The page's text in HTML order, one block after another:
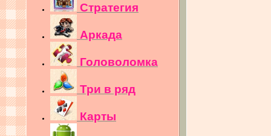
Стратегия
Аркада
Головоломка
Три в ряд
Карты